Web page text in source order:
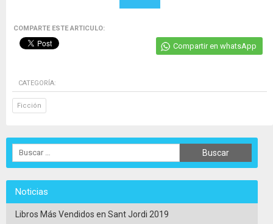
COMPARTE ESTE ARTICULO:
Compartir en whatsApp
CATEGORÍA:
Ficción
Noticias
Libros Más Vendidos en Sant Jordi 2019